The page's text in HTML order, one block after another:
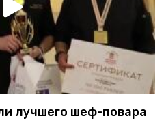
лучшего шеф-повара